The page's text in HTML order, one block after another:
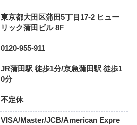
東京都大田区蒲田5丁目17-2 ヒュー
リック蒲田ビル 8F
0120-955-911
JR蒲田駅 徒歩1分/京急蒲田駅 徒歩1
0分
不定休
VISA/Master/JCB/American Expre